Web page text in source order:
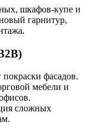
шкафов-купе и
гарнитур,
фасадов.
мебели и
сложных